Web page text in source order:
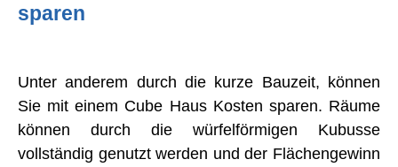
sparen
Unter anderem durch die kurze Bauzeit, können
Sie mit einem Cube Haus Kosten sparen. Räume
können durch die würfelförmigen Kubusse
vollständig genutzt werden und der Flächengewinn